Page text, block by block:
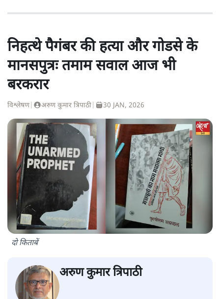
निहत्थे पैगंबर की हत्या और गोडसे के
मानसपुत्रः तमाम सवाल आज भी
बरकरार
विश्लेषण| अरुण कुमार त्रिपाठी 30 JAN, 2026
दो किताबें
अरुण कुमार त्रिपाठी